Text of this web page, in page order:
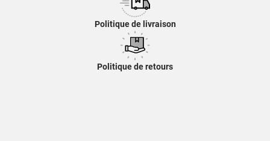
Politique de livraison
Politique de retours